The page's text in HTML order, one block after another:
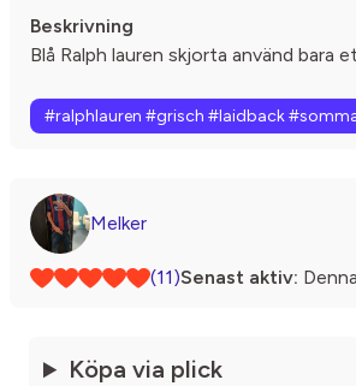
Beskrivning
Blå Ralph lauren skjorta använd bara
#ralphlauren #grisch #laidback
Melker
(11)Senast aktiv:
Köpa via plick